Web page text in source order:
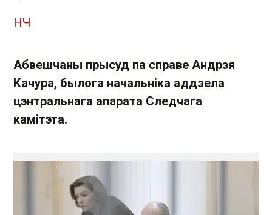
НЧ
Абвешчаны прысуд па справе Андрэя
Качура, былога начальніка аддзела
цэнтральнага апарата Следчага
камітэта.